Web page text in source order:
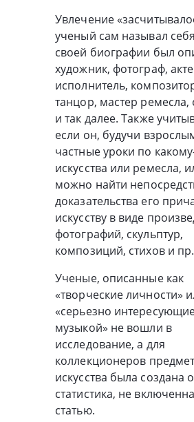
Увлечение
ученый сам называл
своей биографии был
художник, фотограф,
исполнитель,
танцор, мастер ремесла,
и так далее. Также
если он, будучи
частные уроки по
искусства или ремесла,
можно найти
доказательства его
искусству в виде
фотографий, скульптур,
композиций, стихов и пр.
Ученые, описанные как
«творческие личности»
«серьезно
музыкой» не вошли в
исследование, а для
коллекционеров
искусства была создана
статистика, не
статью.